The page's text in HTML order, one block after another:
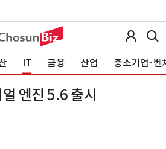
IT 금융 산업 중소기업·벤
엔진 5.6 출시